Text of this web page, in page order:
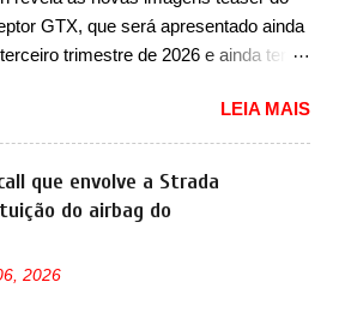
gateway de domínio de energia. Há
recursos de software como
Sterrato. E o modelo italiano tem
parte no desenvolvimento do Dune.
no Huracán, o Dune nasce com
com o Sterrato, mas com um
ainda mais Mad Max – algo
da Rezvani. Junto com as
a marca já confirmou que o Dune
apenas sete unidades produzidas...
GTX, que será apresentado ainda
trimestre de 2026 e ainda terá
International Automotive (abreviação
apresentou uma nova imagem teaser
como será o Interceptor GTX, o
que recolocará a marca no
O granturismo (GT) apareceu em
o para-choque traseiro. A marca
LEIA MAIS
que envolve a Strada
do airbag do
2026